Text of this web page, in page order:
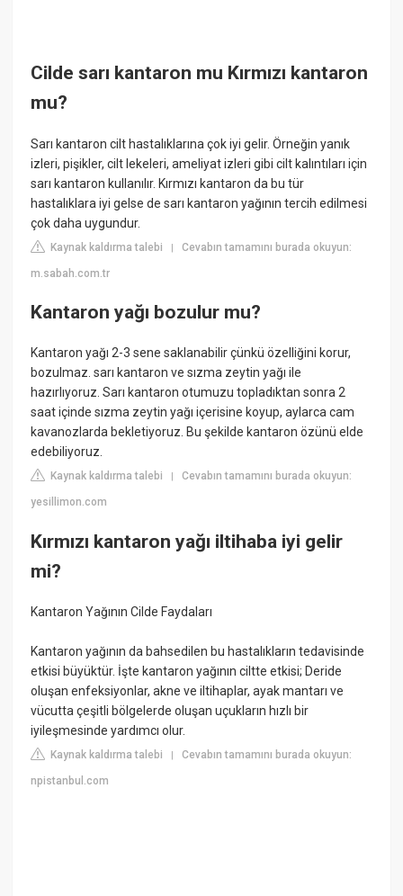
Cilde sarı kantaron mu Kırmızı kantaron
mu?
Sarı kantaron cilt hastalıklarına çok iyi gelir. Örneğin yanık
izleri, pişikler, cilt lekeleri, ameliyat izleri gibi cilt kalıntıları için
sarı kantaron kullanılır. Kırmızı kantaron da bu tür
hastalıklara iyi gelse de sarı kantaron yağının tercih edilmesi
çok daha uygundur.
Kaynak kaldırma talebi |Cevabın tamamını burada okuyun:
m.sabah.com.tr
Kantaron yağı bozulur mu?
Kantaron yağı 2-3 sene saklanabilir çünkü özelliğini korur,
bozulmaz. sarı kantaron ve sızma zeytin yağı ile
hazırlıyoruz. Sarı kantaron otumuzu topladıktan sonra 2
saat içinde sızma zeytin yağı içerisine koyup, aylarca cam
kavanozlarda bekletiyoruz. Bu şekilde kantaron özünü elde
edebiliyoruz.
Kaynak kaldırma talebi |Cevabın tamamını burada okuyun:
yesillimon.com
Kırmızı kantaron yağı iltihaba iyi gelir
mi?
Kantaron Yağının Cilde Faydaları
Kantaron yağının da bahsedilen bu hastalıkların tedavisinde
etkisi büyüktür. İşte kantaron yağının ciltte etkisi; Deride
oluşan enfeksiyonlar, akne ve iltihaplar, ayak mantarı ve
vücutta çeşitli bölgelerde oluşan uçukların hızlı bir
iyileşmesinde yardımcı olur.
Kaynak kaldırma talebi |Cevabın tamamını burada okuyun:
npistanbul.com